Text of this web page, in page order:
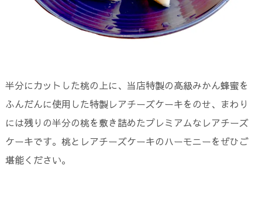
半分にカットした桃の上に、当店特製の高級みかん蜂蜜を
ふんだんに使用した特製レアチーズケーキをのせ、まわり
には残りの半分の桃を敷き詰めたプレミアムなレアチーズ
ケーキです。桃とレアチーズケーキのハーモニーをぜひご
堪能ください。